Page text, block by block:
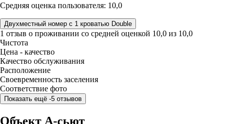
Средняя оценка пользователя: 10,0
Двухместный номер с 1 кроватью Double
1 отзыв о проживании со средней оценкой 10,0 из 10,0
Чистота
Цена - качество
Качество обслуживания
Расположение
Своевременность заселения
Соответствие фото
Показать ещё -5 отзывов
Объект А-сьют